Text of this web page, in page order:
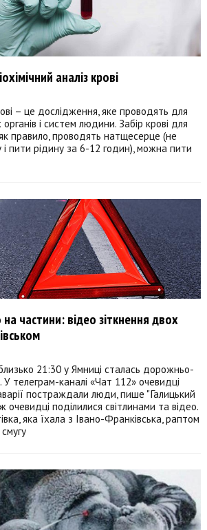
аналіз крові
– це дослідження, яке проводять для
органів і систем людини. Забір крові для
як правило, проводять натщесерце (не
пити рідину за 6-12 годин), можна пити
частини: відео зіткнення двох
21:30 у Ямниці сталась дорожньо-
телеграм-каналі «Чат 112» очевидці
постраждали люди, пише "Галицький
поділилися світлинами та відео.
яка їхала з Івано-Франківська, раптом